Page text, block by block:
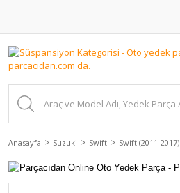
Anasayfa Suzuki Swift Swift (2011-2017)